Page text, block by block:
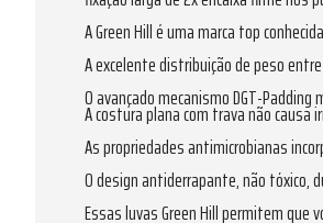
A Green Hill é uma marca top
A excelente distribuição de peso
O avançado mecanismo DGT-
A costura plana com trava não causa
As propriedades antimicrobianas
O design antiderrapante, não tóxico,
Essas luvas Green Hill permitem